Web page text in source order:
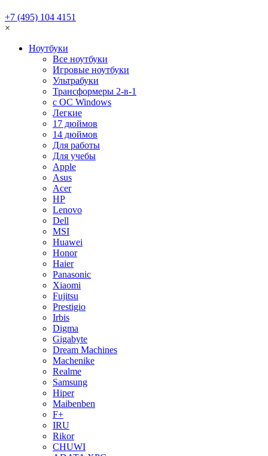
+7 (495) 104 4151
×
Ноутбуки
Все ноутбуки
Игровые ноутбуки
Ультрабуки
Трансформеры 2-в-1
с ОС Windows
Легкие
17 дюймов
14 дюймов
Для работы
Для учебы
Apple
Asus
Acer
HP
Lenovo
Dell
MSI
Huawei
Honor
Haier
Panasonic
Xiaomi
Fujitsu
Prestigio
Irbis
Digma
Gigabyte
Dream Machines
Machenike
Realme
Samsung
Hiper
Maibenben
F+
IRU
Rikor
CHUWI